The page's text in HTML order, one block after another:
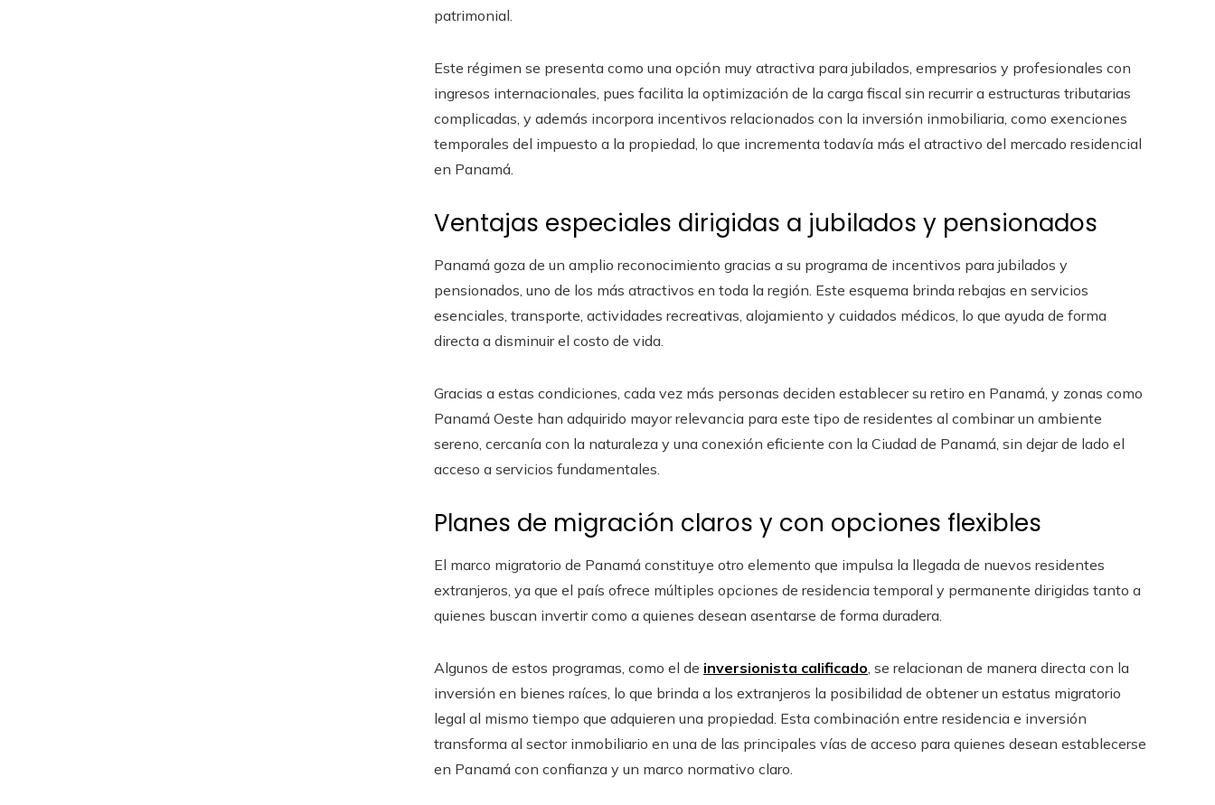
patrimonial.
Este régimen se presenta como una opción muy atractiva para jubilados, empresarios y profesionales con
ingresos internacionales, pues facilita la optimización de la carga fiscal sin recurrir a estructuras tributarias
complicadas, y además incorpora incentivos relacionados con la inversión inmobiliaria, como exenciones
temporales del impuesto a la propiedad, lo que incrementa todavía más el atractivo del mercado residencial
en Panamá.
Ventajas especiales dirigidas a jubilados y pensionados
Panamá goza de un amplio reconocimiento gracias a su programa de incentivos para jubilados y
pensionados, uno de los más atractivos en toda la región. Este esquema brinda rebajas en servicios
esenciales, transporte, actividades recreativas, alojamiento y cuidados médicos, lo que ayuda de forma
directa a disminuir el costo de vida.
Gracias a estas condiciones, cada vez más personas deciden establecer su retiro en Panamá, y zonas como
Panamá Oeste han adquirido mayor relevancia para este tipo de residentes al combinar un ambiente
sereno, cercanía con la naturaleza y una conexión eficiente con la Ciudad de Panamá, sin dejar de lado el
acceso a servicios fundamentales.
Planes de migración claros y con opciones flexibles
El marco migratorio de Panamá constituye otro elemento que impulsa la llegada de nuevos residentes
extranjeros, ya que el país ofrece múltiples opciones de residencia temporal y permanente dirigidas tanto a
quienes buscan invertir como a quienes desean asentarse de forma duradera.
Algunos de estos programas, como el de inversionista calificado , se relacionan de manera directa con la
inversión en bienes raíces, lo que brinda a los extranjeros la posibilidad de obtener un estatus migratorio
legal al mismo tiempo que adquieren una propiedad. Esta combinación entre residencia e inversión
transforma al sector inmobiliario en una de las principales vías de acceso para quienes desean establecerse
en Panamá con confianza y un marco normativo claro.